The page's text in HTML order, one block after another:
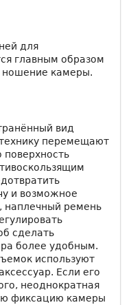
для
главным образом
ношение камеры.
вид
перемещают
поверхность
и возможное
наплечный ремень
сделать
более удобным.
используют
Если его
неоднократная
фиксацию камеры